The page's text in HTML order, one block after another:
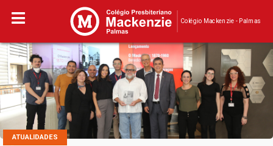
Colégio Mackenzie - Palmas
ATUALIDADES